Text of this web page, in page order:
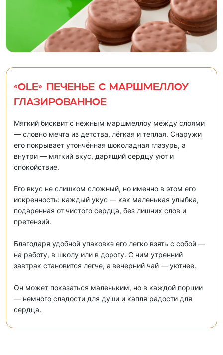
«OLE» Печенье с маршмеллоу
глазированное
Мягкий бисквит с нежным маршмеллоу между слоями
— словно мечта из детства, лёгкая и теплая. Снаружи
его покрывает утончённая шоколадная глазурь, а
внутри — мягкий вкус, дарящий сердцу уют и
спокойствие.
Его вкус не слишком сложный, но именно в этом его
искренность: каждый укус — как маленькая улыбка,
подаренная от чистого сердца, без лишних слов и
претензий.
Благодаря удобной упаковке его легко взять с собой —
на работу, в школу или в дорогу. С ним утренний
завтрак становится легче, а вечерний чай — уютнее.
Он может показаться маленьким, но в каждой порции
— немного сладости для души и капля радости для
сердца.